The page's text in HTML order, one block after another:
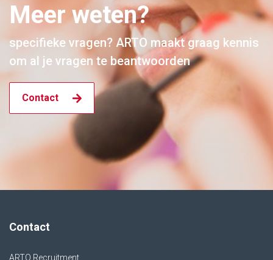
Meer weten?
specifieke vragen? ARTO maakt graag kennis
om al je vragen te beantwoorden
Contact
Contact
ARTO Recruitment